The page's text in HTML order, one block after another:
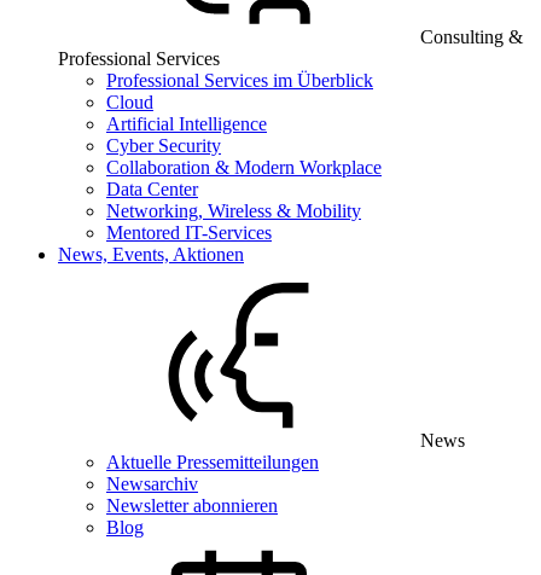
Consulting &
Professional Services
Professional Services im Überblick
Cloud
Artificial Intelligence
Cyber Security
Collaboration & Modern Workplace
Data Center
Networking, Wireless & Mobility
Mentored IT-Services
News, Events, Aktionen
News
Aktuelle Pressemitteilungen
Newsarchiv
Newsletter abonnieren
Blog